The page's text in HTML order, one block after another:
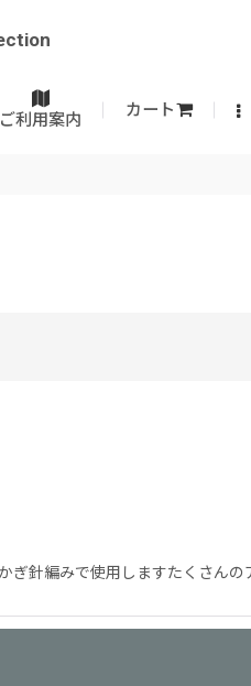
ご利用案内
カート
針編みで使用しますたくさんの